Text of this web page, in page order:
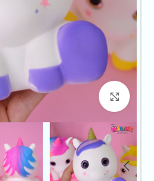
بزرگنمایی تصویر